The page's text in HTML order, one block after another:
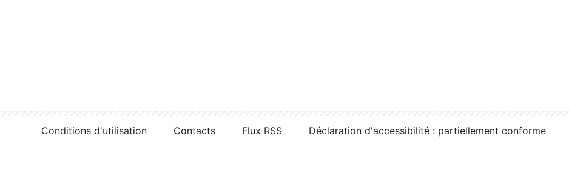
Conditions d'utilisation Contacts Flux RSS Déclaration d'accessibilité : partiellement conforme